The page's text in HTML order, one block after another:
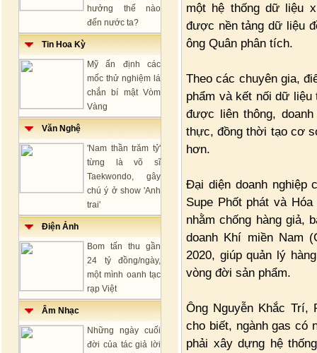
hưởng thế nào
đến nước ta?
Tin Hoa Kỳ
Mỹ ấn định các
mốc thử nghiệm lá
chắn bí mật Vòm
Vàng
Văn Nghệ
'Nam thần trăm tỷ'
từng là võ sĩ
Taekwondo, gây
chú ý ở show 'Anh
trai'
Điện Ảnh
Bom tấn thu gần
24 tỷ đồng/ngày,
một mình oanh tạc
rạp Việt
Âm Nhạc
Những ngày cuối
đời của tác giả lời
một hệ thống dữ liệu
được nền tảng dữ liệu
ông Quân phân tích.
Theo các chuyên gia,
phẩm và kết nối dữ
được liên thông,
thực, đồng thời tạo cơ
hơn.
Đại diện doanh nghiệp
Supe Phốt phát và
nhằm chống hàng giả,
doanh Khí miền Nam
2020, giúp quản lý
vòng đời sản phẩm.
Ông Nguyễn Khắc Trí,
cho biết, ngành gas có
phải xây dựng hệ